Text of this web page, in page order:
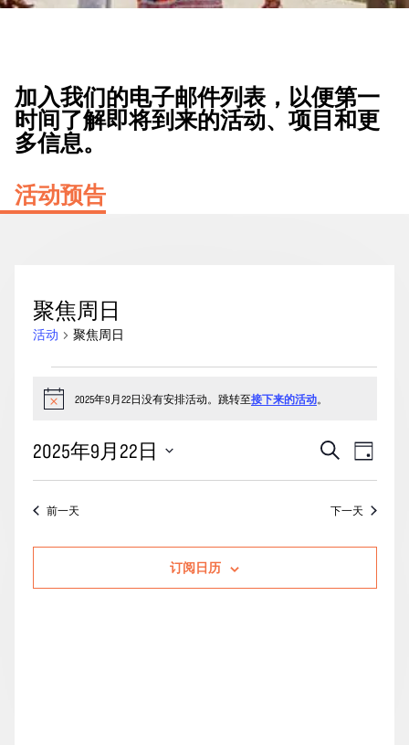
加入我们的电子邮件列表，以便第一
时间了解即将到来的活动、项目和更
多信息。
活动预告
聚焦周日
活动 聚焦周日
年
月
22
日
动
通
2025年9月22日没有安排活动。跳转至接下来的活动。
活
动
搜
索
和
搜
事
件
视
导
天
2025年9月22日
日
前一天 下一天
订阅日历